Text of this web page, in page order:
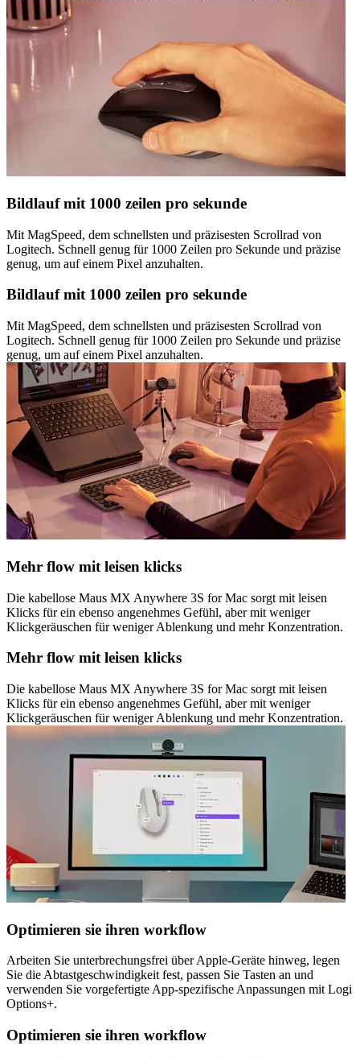
Bildlauf mit 1000 zeilen pro sekunde
Mit MagSpeed, dem schnellsten und präzisesten Scrollrad von
Logitech. Schnell genug für 1000 Zeilen pro Sekunde und präzise
genug, um auf einem Pixel anzuhalten.
Bildlauf mit 1000 zeilen pro sekunde
Mit MagSpeed, dem schnellsten und präzisesten Scrollrad von
Logitech. Schnell genug für 1000 Zeilen pro Sekunde und präzise
genug, um auf einem Pixel anzuhalten.
Mehr flow mit leisen klicks
Die kabellose Maus MX Anywhere 3S for Mac sorgt mit leisen
Klicks für ein ebenso angenehmes Gefühl, aber mit weniger
Klickgeräuschen für weniger Ablenkung und mehr Konzentration.
Mehr flow mit leisen klicks
Die kabellose Maus MX Anywhere 3S for Mac sorgt mit leisen
Klicks für ein ebenso angenehmes Gefühl, aber mit weniger
Klickgeräuschen für weniger Ablenkung und mehr Konzentration.
Optimieren sie ihren workflow
Arbeiten Sie unterbrechungsfrei über Apple-Geräte hinweg, legen
Sie die Abtastgeschwindigkeit fest, passen Sie Tasten an und
verwenden Sie vorgefertigte App-spezifische Anpassungen mit Logi
Options+.
Optimieren sie ihren workflow